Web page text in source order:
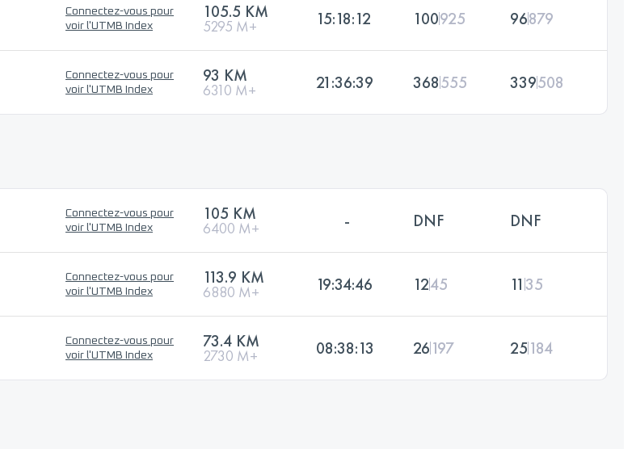
Connectez-vous pour
voir l'UTMB Index
105.5 KM
5295 M+ 15:18:12 100925 96879
Connectez-vous pour
voir l'UTMB Index
93 KM
6310 M+ 21:36:39 368555 339508
Connectez-vous pour
voir l'UTMB Index
105 KM
6400 M+ - DNF DNF
Connectez-vous pour
voir l'UTMB Index
113.9 KM
6880 M+ 19:34:46 1245 1135
Connectez-vous pour
voir l'UTMB Index
73.4 KM
2730 M+ 08:38:13 26197 25184